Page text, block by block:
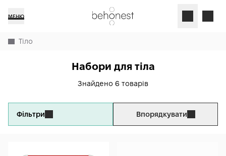
МЕНЮ
Тіло
Набори для тіла
Знайдено 6 товарів
Фільтри Впорядкувати